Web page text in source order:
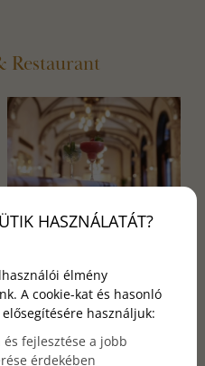
Restaurant
HASZNÁLATÁT?
élmény
A cookie-kat és hasonló
használjuk:
fejlesztése a jobb
érdekében